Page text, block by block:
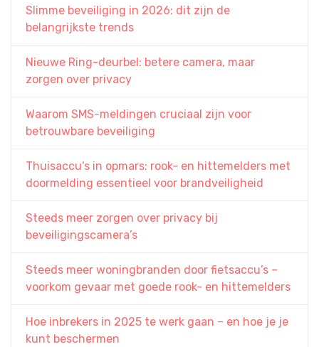
Slimme beveiliging in 2026: dit zijn de
belangrijkste trends
Nieuwe Ring-deurbel: betere camera, maar
zorgen over privacy
Waarom SMS-meldingen cruciaal zijn voor
betrouwbare beveiliging
Thuisaccu’s in opmars: rook- en hittemelders met
doormelding essentieel voor brandveiligheid
Steeds meer zorgen over privacy bij
beveiligingscamera’s
Steeds meer woningbranden door fietsaccu’s –
voorkom gevaar met goede rook- en hittemelders
Hoe inbrekers in 2025 te werk gaan – en hoe je je
kunt beschermen